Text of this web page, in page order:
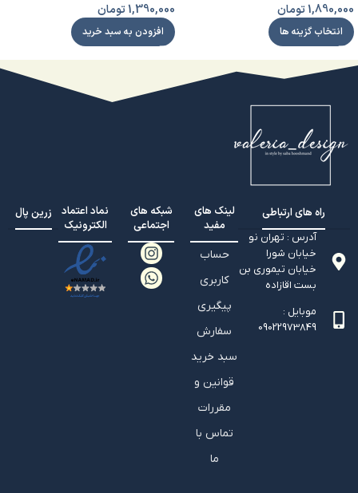
1,890,000تومان
انتخاب گزینه ها
1,390,000تومان
افزودن به سبد خرید
راه های ارتباطی
آدرس : تهران نو
خیابان شورا
خیابان تيموري بن
بست اقازاده
موبایل :
09022973849
لینک های
مفید
حساب
کاربری
پیگیری
سفارش
سبد خرید
قوانین و
مقررات
تماس با
ما
شبکه های
اجتماعی
نماد اعتماد
الکترونیک
زرین پال